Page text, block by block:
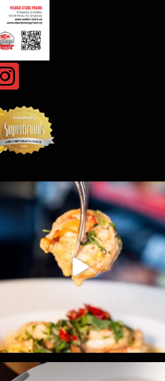
Spoustu podobných triků, které vám usnadní nejenom ...
9 0
Všechny fámozní recepty, které znáte z našich